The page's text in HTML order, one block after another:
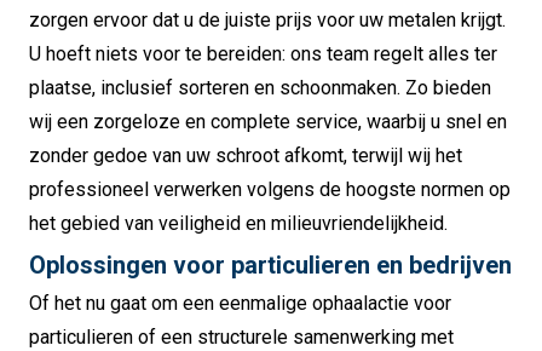
zorgen ervoor dat u de juiste prijs voor uw metalen krijgt.
U hoeft niets voor te bereiden: ons team regelt alles ter
plaatse, inclusief sorteren en schoonmaken. Zo bieden
wij een zorgeloze en complete service, waarbij u snel en
zonder gedoe van uw schroot afkomt, terwijl wij het
professioneel verwerken volgens de hoogste normen op
het gebied van veiligheid en milieuvriendelijkheid.
Oplossingen voor particulieren en bedrijven
Of het nu gaat om een eenmalige ophaalactie voor
particulieren of een structurele samenwerking met